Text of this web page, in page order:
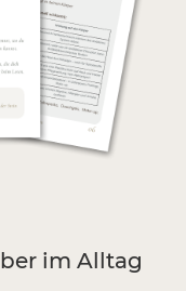
im Alltag